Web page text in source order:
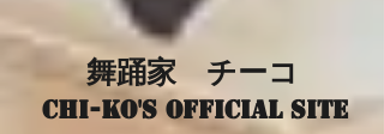
舞踊家 チーコ
Chi-ko's Official site